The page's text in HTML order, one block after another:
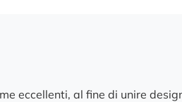
eccellenti, al fine di unire